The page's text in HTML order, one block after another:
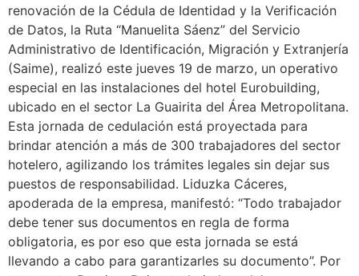
renovación de la Cédula de Identidad y la Verificación
de Datos, la Ruta “Manuelita Sáenz” del Servicio
Administrativo de Identificación, Migración y Extranjería
(Saime), realizó este jueves 19 de marzo, un operativo
especial en las instalaciones del hotel Eurobuilding,
ubicado en el sector La Guairita del Área Metropolitana.
Esta jornada de cedulación está proyectada para
brindar atención a más de 300 trabajadores del sector
hotelero, agilizando los trámites legales sin dejar sus
puestos de responsabilidad. Liduzka Cáceres,
apoderada de la empresa, manifestó: “Todo trabajador
debe tener sus documentos en regla de forma
obligatoria, es por eso que esta jornada se está
llevando a cabo para garantizarles su documento”. Por